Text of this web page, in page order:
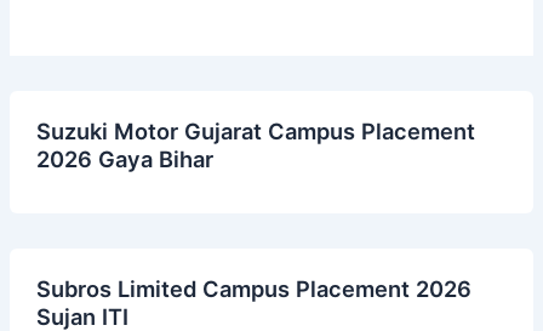
Suzuki Motor Gujarat Campus Placement
2026 Gaya Bihar
Subros Limited Campus Placement 2026
Sujan ITI